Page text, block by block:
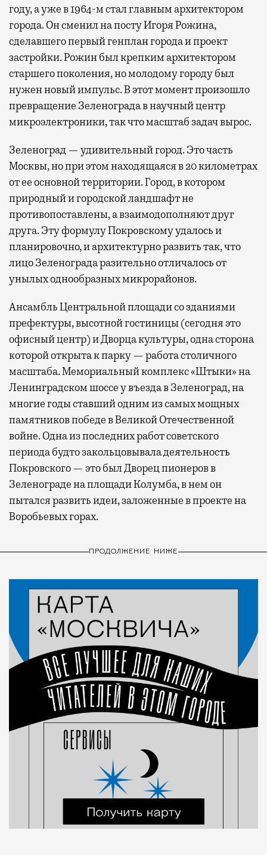
году, а уже в 1964-м стал главным архитектором
города. Он сменил на посту Игоря Рожина,
сделавшего первый генплан города и проект
застройки. Рожин был крепким архитектором
старшего поколения, но молодому городу был
нужен новый импульс. В этот момент произошло
превращение Зеленограда в научный центр
микроэлектроники, так что масштаб задач вырос.
Зеленоград — удивительный город. Это часть
Москвы, но при этом находящаяся в 20 километрах
от ее основной территории. Город, в котором
природный и городской ландшафт не
противопоставлены, а взаимодополняют друг
друга. Эту формулу Покровскому удалось и
планировочно, и архитектурно развить так, что
лицо Зеленограда разительно отличалось от
унылых однообразных микрорайонов.
Ансамбль Центральной площади со зданиями
префектуры, высотной гостиницы (сегодня это
офисный центр) и Дворца культуры, одна сторона
которой открыта к парку — работа столичного
масштаба. Мемориальный комплекс «Штыки» на
Ленинградском шоссе у въезда в Зеленоград, на
многие годы ставший одним из самых мощных
памятников победе в Великой Отечественной
войне. Одна из последних работ советского
периода будто закольцовывала деятельность
Покровского — это был Дворец пионеров в
Зеленограде на площади Колумба, в нем он
пытался развить идеи, заложенные в проекте на
Воробьевых горах.
ПРОДОЛЖЕНИЕ НИЖЕ